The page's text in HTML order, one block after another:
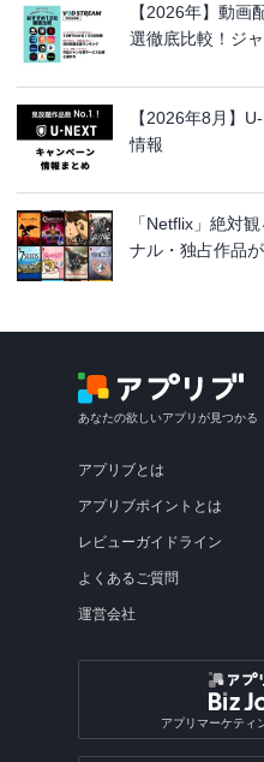
【2026年】動画
選徹底比較！ジ
【2026年8月】
情報
「Netflix」絶対
ナル・独占作品
あなたの欲しいアプリが見つかる
アプリブとは
アプリブポイントとは
レビューガイドライン
よくあるご質問
運営会社
アプリマーケティ